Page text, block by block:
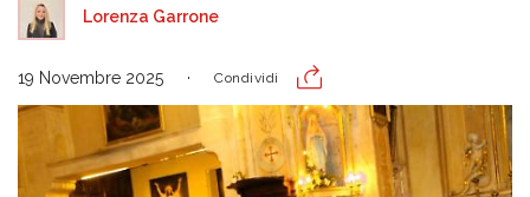
Lorenza Garrone
19 Novembre 2025 Condividi